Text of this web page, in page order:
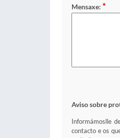
Mensaxe: *
Aviso sobre
Informámoslle
contacto e os